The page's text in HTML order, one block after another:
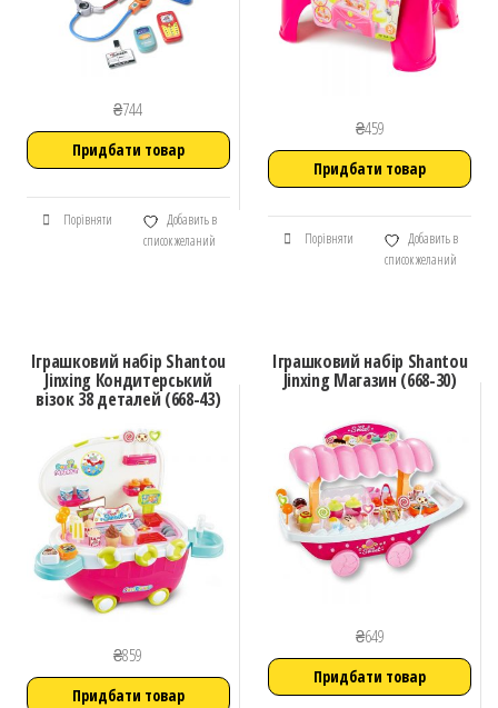
₴744
Придбати товар
Порівняти
Добавить в
список желаний
₴459
Придбати товар
Порівняти
Добавить в
список желаний
Іграшковий набір Shantou
Jinxing Кондитерський
візок 38 деталей (668-43)
₴859
Придбати товар
Іграшковий набір Shantou
Jinxing Магазин (668-30)
₴649
Придбати товар